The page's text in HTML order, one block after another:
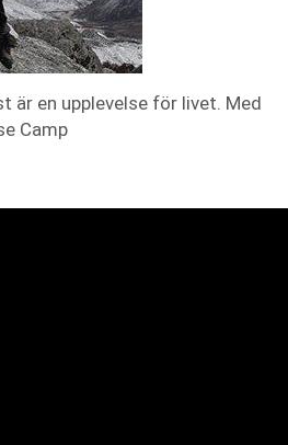
är en upplevelse för livet. Med
Camp